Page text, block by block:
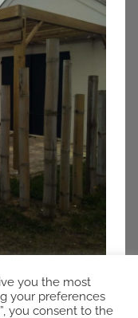
you the most
your preferences
you consent to the